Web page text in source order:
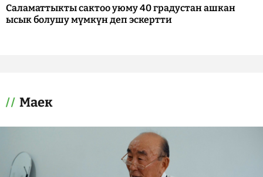
Саламаттыкты сактоо уюму 40 градустан ашкан
ысык болушу мүмкүн деп эскертти
Маек